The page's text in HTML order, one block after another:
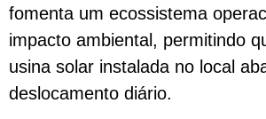
fomenta um ecossistema
impacto ambiental, permitindo
usina solar instalada no local
deslocamento diário.